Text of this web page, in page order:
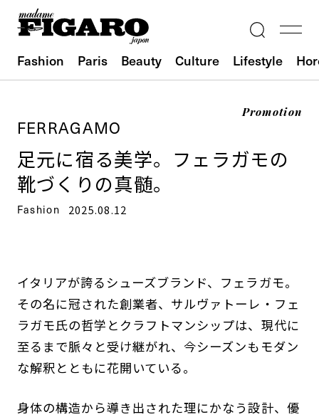
Fashion Paris Beauty Culture Lifestyle
Promotion
FERRAGAMO
足元に宿る美学。フェラガモの
靴づくりの真髄。
Fashion 2025.08.12
イタリアが誇るシューズブランド、フェラガモ。
その名に冠された創業者、サルヴァトーレ・フェ
ラガモ氏の哲学とクラフトマンシップは、現代に
至るまで脈々と受け継がれ、今シーズンもモダン
な解釈とともに花開いている。
身体の構造から導き出された理にかなう設計、優